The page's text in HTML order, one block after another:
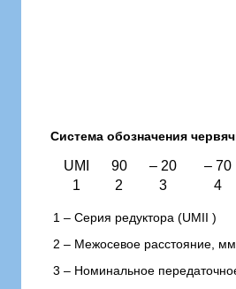
Система обозначения
UMI 90 – 20 – 70
1
2 3 4
1 – Cерия редуктора (UMII )
2 – Межосевое расстояние,
3 – Номинальное